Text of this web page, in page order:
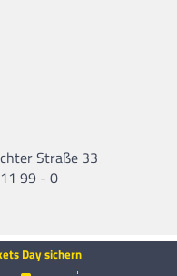
Day sichern
Straße 33
99 - 0